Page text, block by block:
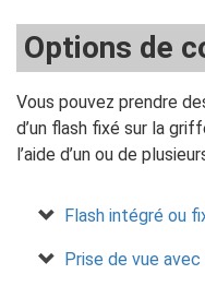
Options de
Vous pouvez prendre
d’un flash fixé sur la
l’aide d’un ou de
Flash intégré ou
Prise de vue